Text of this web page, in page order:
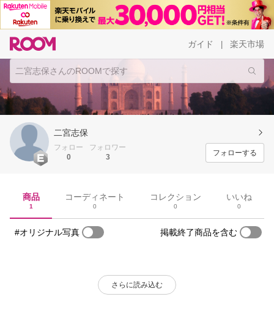
ガイド 楽天市場
二宮志保
フォロー
0
フォロワー
3
フォローする
商品
1
コーディネート
0
コレクション
0
いいね
0
#オリジナル写真 掲載終了商品を含む
さらに読み込む